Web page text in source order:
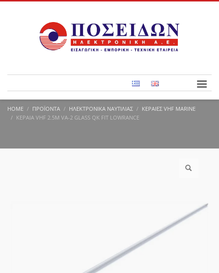
HOME ΠΡΟΪΌΝΤΑ ΗΛΕΚΤΡΟΝΙΚΆ ΝΑΥΤΙΛΊΑΣ
KΕΡΑΊΕΣ VHF MARINE
ΚΕΡΑΊΑ VHF 2.5M VA-2 GLASS QK FIT LOWRANCE